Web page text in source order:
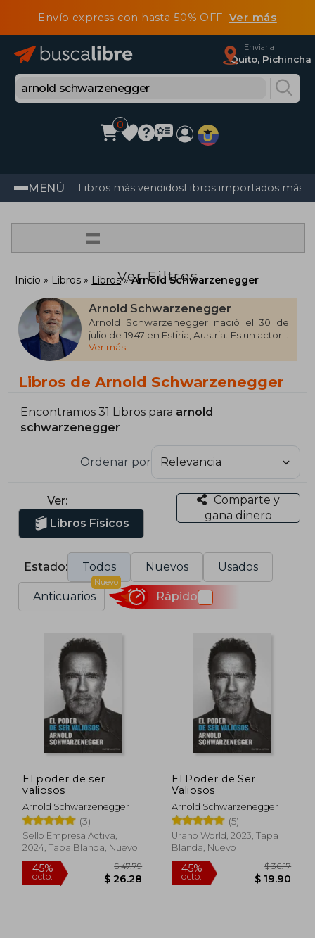
Envío express con hasta 50% OFF Ver más
Enviar a
Quito, Pichincha
0
MENÚ Libros más vendidosLibros importados más
=
Ver Filtros
Inicio Libros Libros Arnold Schwarzenegger
Arnold Schwarzenegger
Arnold Schwarzenegger nació el 30 de
julio de 1947 en Estiria, Austria. Es un actor y
productor, conocido por Terminator 2: El
juicio final (1991), El 6º día (2000) y
Ver más
Libros de Arnold Schwarzenegger
Encontramos 31 Libros para arnold
schwarzenegger
Ordenar por
Ver:
Libros Físicos
Comparte y
gana dinero
Estado: Todos Nuevos Usados
Anticuarios
Nuevo
Rápido
El poder de ser
valiosos
Arnold Schwarzenegger
(3)
Sello Empresa Activa,
2024, Tapa Blanda, Nuevo
El Poder de Ser
Valiosos
Arnold Schwarzenegger
(5)
Urano World, 2023, Tapa
Blanda, Nuevo